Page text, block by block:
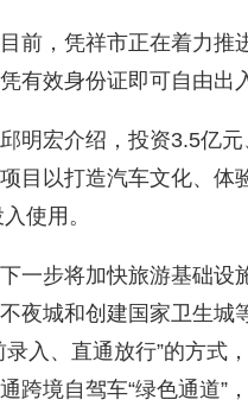
前，凭祥市正在着力推
有效身份证即可自由出
明宏介绍，投资3.5亿
目以打造汽车文化、体
使用。
一步将加快旅游基础设
夜城和创建国家卫生城
录入、直通放行”的方式
跨境自驾车“绿色通道”